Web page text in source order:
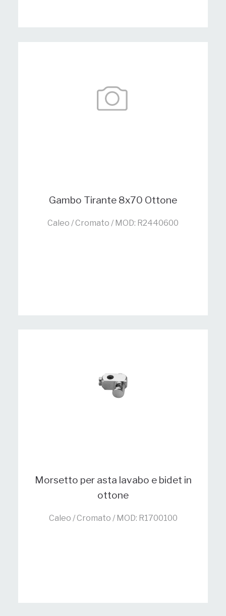
Gambo Tirante 8x70 Ottone
Caleo / Cromato / MOD: R2440600
Morsetto per asta lavabo e bidet in
ottone
Caleo / Cromato / MOD: R1700100